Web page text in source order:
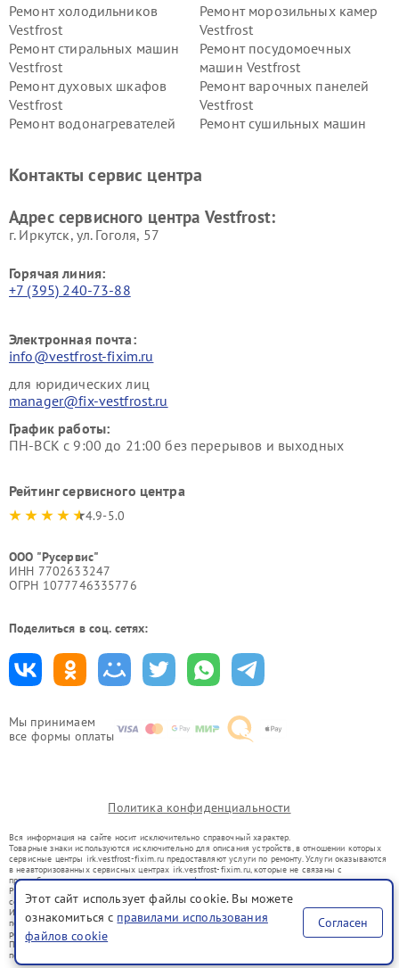
Мы принимаем
все формы оплаты
Ремонт холодильников
Vestfrost
Ремонт морозильных камер
Vestfrost
Ремонт стиральных машин
Vestfrost
Ремонт посудомоечных
машин Vestfrost
Ремонт духовых шкафов
Vestfrost
Ремонт варочных панелей
Vestfrost
Ремонт водонагревателей
Ремонт сушильных машин
Vestfrost
Контакты сервис центра
Адрес сервисного центра Vestfrost:
г. Иркутск, ул. ​Гоголя, 57
Горячая линия:
+7 (395) 240-73-88
Электронная почта:
info@vestfrost-fixim.ru
для юридических лиц
manager@fix-vestfrost.ru
График работы:
ПН-ВСК с 9:00 до 21:00 без перерывов и выходных
Рейтинг сервисного центра
4.9-5.0
ООО "Русервис"
ИНН 7702633247
ОГРН 1077746335776
Поделиться в соц. сетях:
Политика конфиденциальности
Вся информация на сайте носит исключительно справочный характер.
Товарные знаки используются исключительно для описания устройств, в отношении которых
сервисные центры irk.vestfrost-fixim.ru предоставляют услуги по ремонту. Услуги оказываются
в неавторизованных сервисных центрах irk.vestfrost-fixim.ru, которые не связаны с
правообладателями товарных знаков или их официальными представителями.
Ремонт осуществляется для устройств, уже введенных в гражданский оборот в соответствии
со статьей 1487 ГК РФ.
Использование товарных знаков не преследует цели индивидуализации услуг или введения
потребителей в заблуждение, а служит для информирования о предоставляемых услугах по
ремонту техники указанных брендов.
Представленная на сайте информация не является публичной офертой, определяемой
положениями Статьи 437(2) Гражданского кодекса РФ
Этот сайт использует файлы cookie. Вы можете
ознакомиться с правилами использования
файлов cookie
Согласен